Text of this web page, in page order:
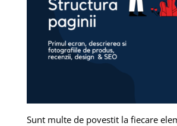
Sunt multe de povestit la fiecare